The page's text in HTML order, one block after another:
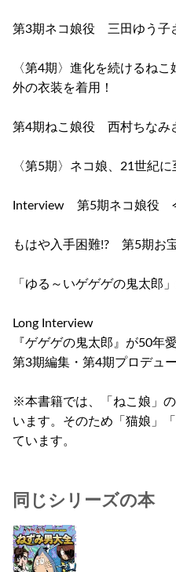
第3期ネコ娘役 三田ゆう子
〈第4期〉進化を続けるね
外の衣装を着用！
第4期ねこ娘役 西村ちなみ
〈第5期〉ネコ娘、21世紀
Interview 第5期ネコ娘役
もはや入手困難!? 第5期お
「ゆる～いゲゲゲの鬼太郎
Long Interview
『ゲゲゲの鬼太郎』が50年
第3期編集・第4期プロデュ
※本書籍では、「ねこ娘」
います。そのため「猫娘」
ています。
同じシリーズの本